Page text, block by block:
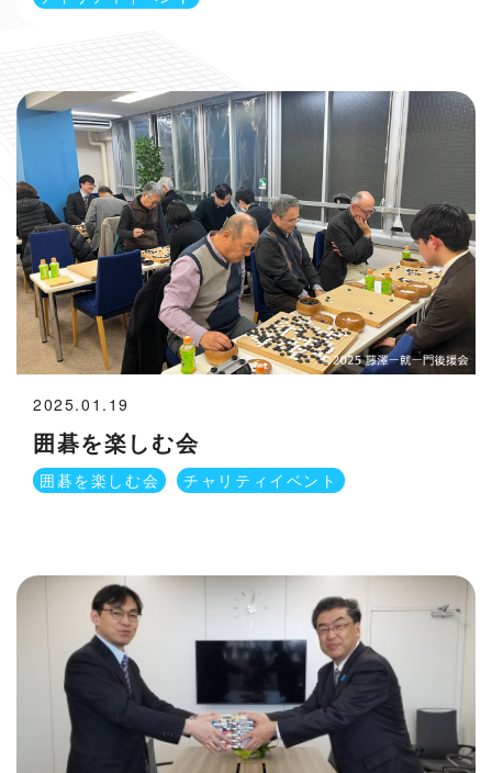
囲碁を楽しむ会
2025.01.19
囲碁を楽しむ会 チャリティイベント